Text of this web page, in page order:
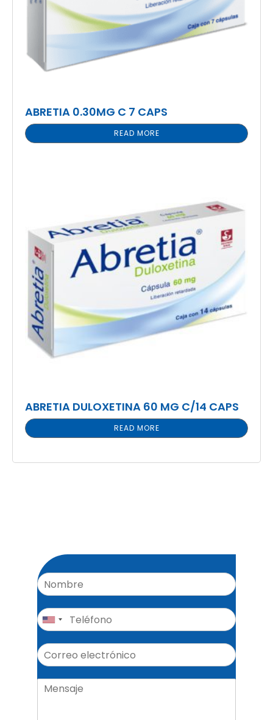
ABRETIA 0.30MG C 7 CAPS
READ MORE
ABRETIA DULOXETINA 60 MG C/14 CAPS
READ MORE